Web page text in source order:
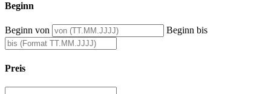
Beginn
Beginn von Beginn bis
Preis